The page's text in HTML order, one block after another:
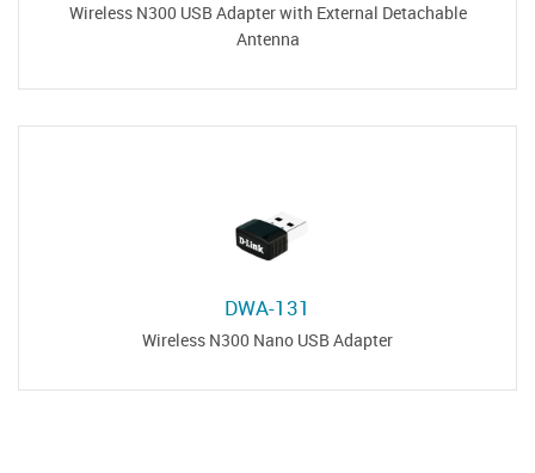
Wireless N300 USB Adapter with External Detachable
Antenna
DWA-131
Wireless N300 Nano USB Adapter